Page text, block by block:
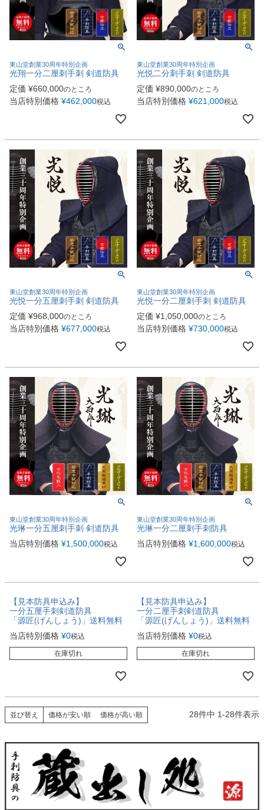
東山堂創業30周年特別企画
光翔一分二厘刺手刺 剣道防具
定価 ¥660,000のところ
当店特別価格 ¥462,000税込
東山堂創業30周年特別企画
光悦二分刺手刺 剣道防具
定価 ¥890,000のところ
当店特別価格 ¥621,000税込
東山堂創業30周年特別企画
光悦一分五厘刺手刺 剣道防具
定価 ¥968,000のところ
当店特別価格 ¥677,000税込
東山堂創業30周年特別企画
光悦一分二厘刺手刺 剣道防具
定価 ¥1,050,000のところ
当店特別価格 ¥730,000税込
東山堂創業30周年特別企画
光琳一分五厘刺手刺 剣道防具
当店特別価格 ¥1,500,000税込
東山堂創業30周年特別企画
光琳一分二厘刺手刺防具
当店特別価格 ¥1,600,000税込
【見本防具申込み】
一分五厘手刺剣道防具
「源匠(げんしょう)」送料無料
当店特別価格 ¥0税込
在庫切れ
【見本防具申込み】
一分二厘手刺剣道防具
「源匠(げんしょう)」送料無料
当店特別価格 ¥0税込
在庫切れ
並び替え 価格が安い順 価格が高い順 28件中 1-28件表示